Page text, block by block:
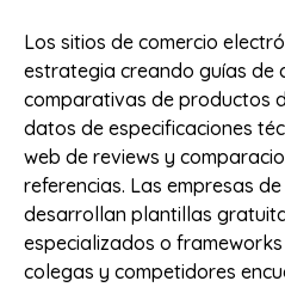
Los sitios de comercio
estrategia creando guías de
comparativas de productos
datos de especificaciones
web de reviews y
referencias. Las empresas
desarrollan plantillas
especializados o
colegas y competidores